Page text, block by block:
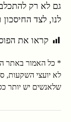
גם לא רק
לנו, לצד
קראו את
* כל האמור באתר
לא יועצי השקעות,
שלאנשים יש יותר